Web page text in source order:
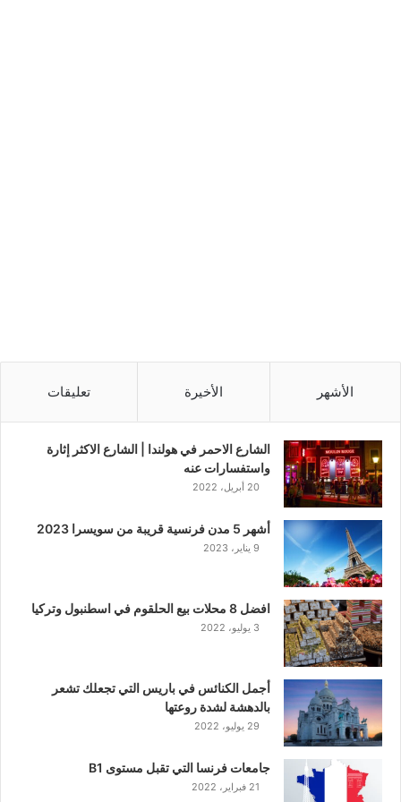
الأشهر الأخيرة تعليقات
الشارع الاحمر في هولندا | الشارع الاكثر إثارة
واستفسارات عنه
20 أبريل، 2022
أشهر 5 مدن فرنسية قريبة من سويسرا 2023
9 يناير، 2023
افضل 8 محلات بيع الحلقوم في اسطنبول وتركيا
3 يوليو، 2022
أجمل الكنائس في باريس التي تجعلك تشعر
بالدهشة لشدة روعتها
29 يوليو، 2022
جامعات فرنسا التي تقبل مستوى B1
21 فبراير، 2022